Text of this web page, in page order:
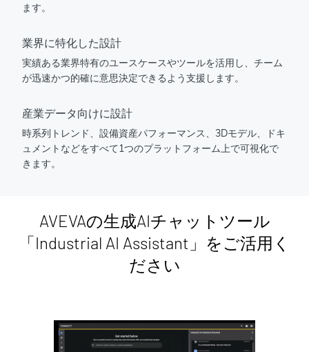
ます。
業界に特化した設計
実績ある業界特有のユースケースやツールを活用し、チーム
が迅速かつ的確に意思決定できるよう支援します。
産業データ向けに設計
時系列トレンド、設備資産パフォーマンス、3Dモデル、ドキ
ュメントなどをすべて1つのプラットフォーム上で可視化で
きます。
AVEVAの生成AIチャットツール
「Industrial AI Assistant」をご活用く
ださい